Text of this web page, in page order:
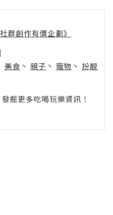
群創作有價企劃》
美食 丶 親子 丶 寵物 丶 扮靚
掘更多吃喝玩樂資訊！